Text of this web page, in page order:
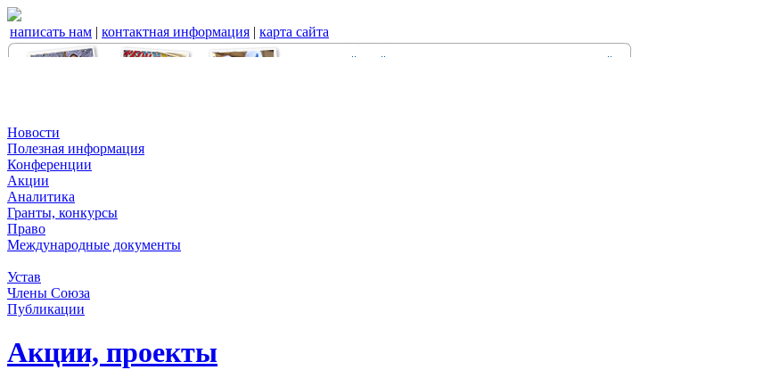
написать нам | контактная информация | карта сайта
Новости
Полезная информация
Конференции
Акции
Аналитика
Гранты, конкурсы
Право
Международные документы
Устав
Члены Союза
Публикации
Акции, проекты